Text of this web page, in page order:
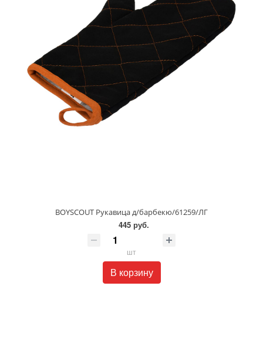
BOYSCOUT Рукавица д/барбекю/61259/ЛГ
445 руб.
шт
В корзину